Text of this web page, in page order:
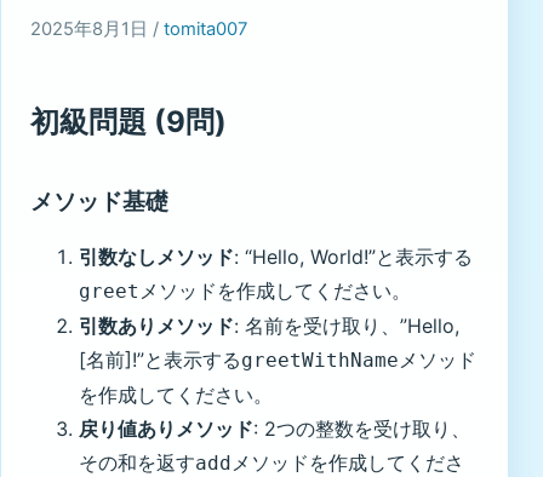
2025年8月1日 / tomita007
初級問題 (9問)
メソッド基礎
引数なしメソッド: “Hello, World!”と表示する
greet メソッドを作成してください。
引数ありメソッド: 名前を受け取り、”Hello,
[名前]!”と表示するgreetWithNameメソッド
を作成してください。
戻り値ありメソッド: 2つの整数を受け取り、
その和を返すadd メソッドを作成してくださ